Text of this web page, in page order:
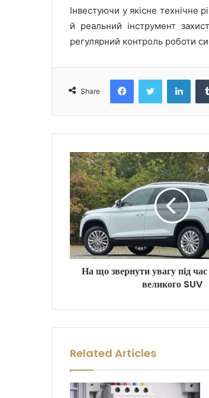
Інвестуючи у якісне
й реальний інструмент
регулярний контроль роботи
Share
На що звернути увагу під
великого SUV
Related Articles